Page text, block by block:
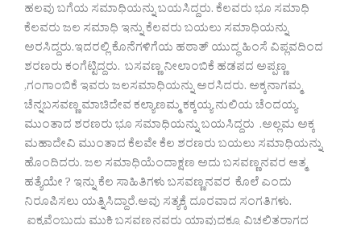
ಹಲವು ಬಗೆಯ ಸಮಾಧಿಯನ್ನು ಬಯಸಿದ್ದರು. ಕೆಲವರು ಭೂ ಸಮಾಧಿ
ಕೆಲವರು ಜಲ ಸಮಾಧಿ ಇನ್ನು ಕೆಲವರು ಬಯಲು ಸಮಾಧಿಯನ್ನು
ಅರಸಿದ್ದರು.ಇದರಲ್ಲಿ ಕೊನೆಗಳಿಗೆಯ ಹಠಾತ್ ಯುದ್ಧ ಹಿಂಸೆ ವಿಪ್ಲವದಿಂದ
ಶರಣರು ಕಂಗೆಟ್ಟಿದ್ದರು. ಬಸವಣ್ಣ ನೀಲಾಂಬಿಕೆ ಹಡಪದ ಅಪ್ಪಣ್ಣ
,ಗಂಗಾಂಬಿಕೆ ಇವರು ಜಲಸಮಾಧಿಯನ್ನು ಅರಸಿದರು. ಅಕ್ಕನಾಗಮ್ಮ
ಚೆನ್ನಬಸವಣ್ಣ ಮಾಚಿದೇವ ಕಲ್ಯಾಣಮ್ಮ ಕಕ್ಕಯ್ಯ ನುಲಿಯ ಚೆಂದಯ್ಯ
ಮುಂತಾದ ಶರಣರು ಭೂ ಸಮಾಧಿಯನ್ನು ಬಯಸಿದ್ದರು .ಅಲ್ಲಮ ಅಕ್ಕ
ಮಹಾದೇವಿ ಮುಂತಾದ ಕೆಲವೇ ಕೆಲ ಶರಣರು ಬಯಲು ಸಮಾಧಿಯನ್ನು
ಹೊಂದಿದರು. ಜಲ ಸಮಾಧಿಯೆಂದಾಕ್ಷಣ ಅದು ಬಸವಣ್ಣನವರ ಆತ್ಮ
ಹತ್ಯೆಯೇ ? ಇನ್ನು ಕೆಲ ಸಾಹಿತಿಗಳು ಬಸವಣ್ಣನವರ ಕೊಲೆ ಎಂದು
ನಿರೂಪಿಸಲು ಯತ್ನಿಸಿದ್ದಾರೆ.ಅವು ಸತ್ಯಕ್ಕೆ ದೂರವಾದ ಸಂಗತಿಗಳು.